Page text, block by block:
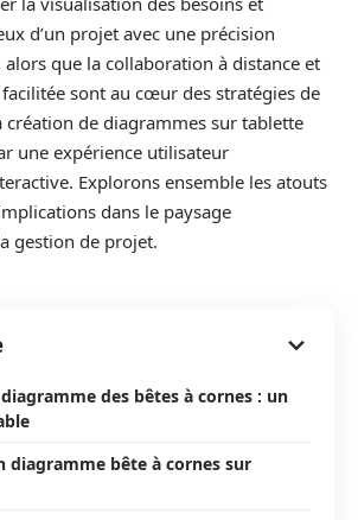
d’un projet avec une précision
alors que la collaboration à distance et
sont au cœur des stratégies de
de diagrammes sur tablette
une expérience utilisateur
Explorons ensemble les atouts
dans le paysage
gestion de projet.
des bêtes à cornes : un
diagramme bête à cornes sur